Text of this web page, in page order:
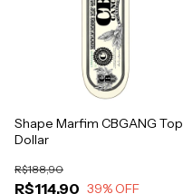
Shape Marfim CBGANG Top
Dollar
R$114,90
R$188,90
39% OFF